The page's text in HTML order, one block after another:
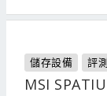
儲存設備 評測
MSI